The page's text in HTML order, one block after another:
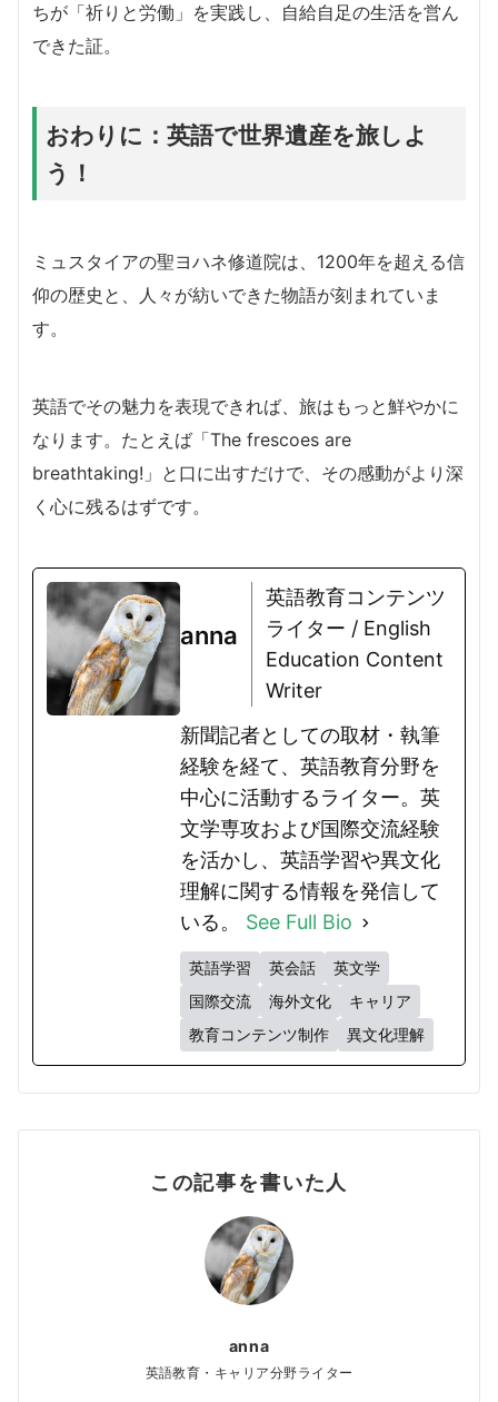
ちが「祈りと労働」を実践し、自給自足の生活を営ん
できた証。
おわりに：英語で世界遺産を旅しよ
う！
ミュスタイアの聖ヨハネ修道院は、1200年を超える信
仰の歴史と、人々が紡いできた物語が刻まれていま
す。
英語でその魅力を表現できれば、旅はもっと鮮やかに
なります。たとえば「The frescoes are
breathtaking!」と口に出すだけで、その感動がより深
く心に残るはずです。
anna
英語教育コンテンツ
ライター / English
Education Content
Writer
新聞記者としての取材・執筆
経験を経て、英語教育分野を
中心に活動するライター。英
文学専攻および国際交流経験
を活かし、英語学習や異文化
理解に関する情報を発信して
いる。 See Full Bio
英語学習 英会話
英文学
国際交流
海外文化
キャリア
教育コンテンツ制作
異文化理解
この記事を書いた人
anna
英語教育・キャリア分野ライター